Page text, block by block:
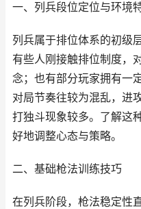
一、列兵段位定位与环境
列兵属于排位体系的初级
有些人刚接触排位制度，
念；也有部分玩家拥有一
对局节奏往较为混乱，进
打独斗现象较多。了解这
好地调整心态与策略。
二、基础枪法训练技巧
在列兵阶段，枪法稳定性